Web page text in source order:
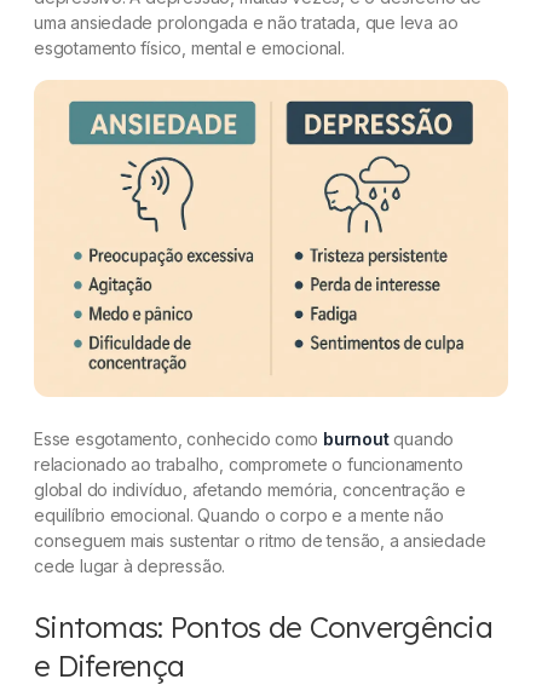
uma ansiedade prolongada e não tratada, que leva ao
esgotamento físico, mental e emocional.
Esse esgotamento, conhecido como burnoutquando
relacionado ao trabalho, compromete o funcionamento
global do indivíduo, afetando memória, concentração e
equilíbrio emocional. Quando o corpo e a mente não
conseguem mais sustentar o ritmo de tensão, a ansiedade
cede lugar à depressão.
Sintomas: Pontos de Convergência
e Diferença